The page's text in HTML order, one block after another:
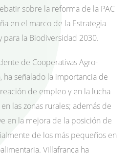
sobre la reforma de la PAC
en el marco de la Estrategia
para la Biodiversidad 2030.
de Cooperativas Agro-
ha señalado la importancia de
de empleo y en la lucha
las zonas rurales; además de
en la mejora de la posición de
de los más pequeños en
Villafranca ha